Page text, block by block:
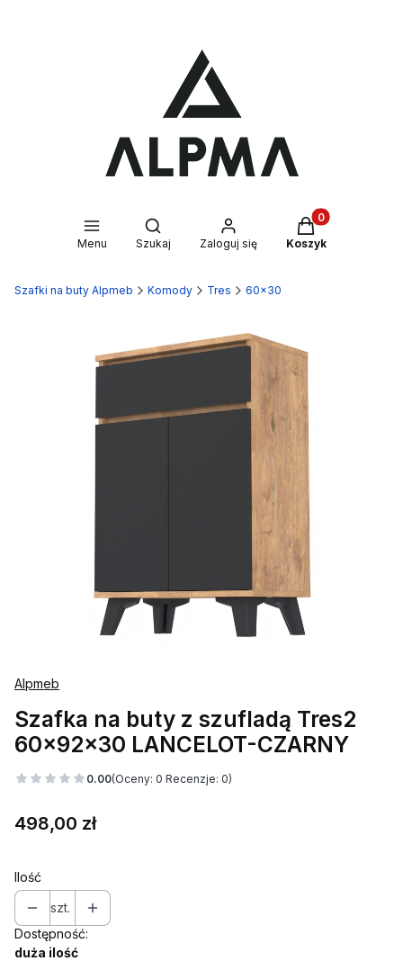
Menu
Otwórz wyszukiwarkę
Szukaj Zaloguj się
Produkty w
Koszyk
Szafki na buty Alpmeb Komody Tres 60x30
Alpmeb
Szafka na buty z szufladą Tres2
60x92x30 LANCELOT-CZARNY
0.00(Oceny: 0 Recenzje: 0)
Cena
498,00 zł
Ilość
szt.
Dostępność:
duża ilość